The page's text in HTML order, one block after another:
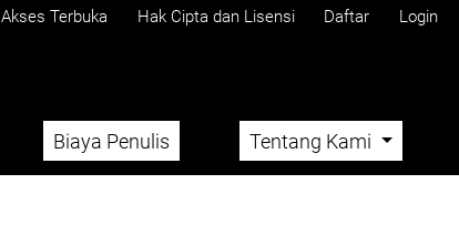
Akses Terbuka Hak Cipta dan Lisensi Daftar Login
Biaya Penulis Tentang Kami